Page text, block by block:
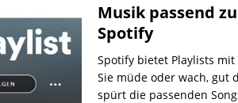
Musik passend
Spotify
Spotify bietet Playlists
Sie müde oder wach, gut
spürt die passenden